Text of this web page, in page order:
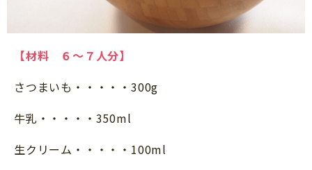
【材料 ６～７人分】
さつまいも・・・・・300g
牛乳・・・・・350ml
生クリーム・・・・・100ml